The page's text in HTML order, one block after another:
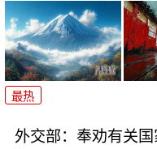
最热
外交部：奉劝有关